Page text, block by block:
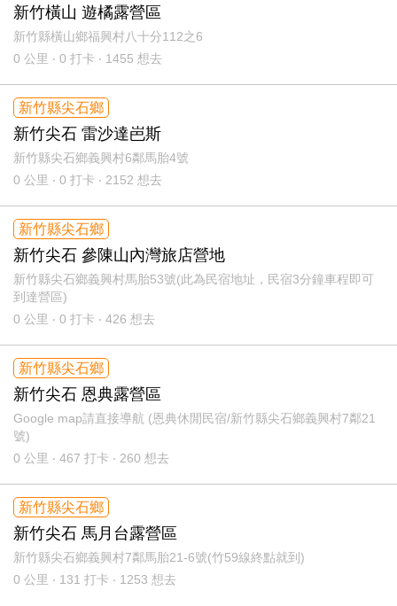
新竹橫山 遊橘露營區
新竹縣橫山鄉福興村八十分112之6
0 公里 ‧ 0 打卡 ‧ 1455 想去
新竹縣尖石鄉
新竹尖石 雷沙達岜斯
新竹縣尖石鄉義興村6鄰馬胎4號
0 公里 ‧ 0 打卡 ‧ 2152 想去
新竹縣尖石鄉
新竹尖石 參陳山內灣旅店營地
新竹縣尖石鄉義興村馬胎53號(此為民宿地址，民宿3分鐘車程即可
到達營區)
0 公里 ‧ 0 打卡 ‧ 426 想去
新竹縣尖石鄉
新竹尖石 恩典露營區
Google map請直接導航 (恩典休閒民宿/新竹縣尖石鄉義興村7鄰21
號)
0 公里 ‧ 467 打卡 ‧ 260 想去
新竹縣尖石鄉
新竹尖石 馬月台露營區
新竹縣尖石鄉義興村7鄰馬胎21-6號(竹59線終點就到)
0 公里 ‧ 131 打卡 ‧ 1253 想去